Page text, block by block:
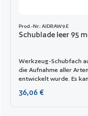
Prod.-Nr.: AIDRAW9.E
Schublade leer 95
Werkzeug-Schubfach
die Aufnahme aller
entwickelt wurde. Es
Regulärer Preis:
36,06 €